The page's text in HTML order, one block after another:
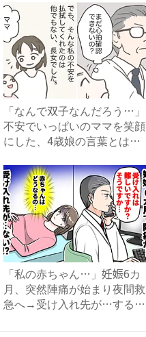
「なんで双子なんだろう…」
不安でいっぱいのママを笑顔
にした、4歳娘の言葉とは？
「私の赤ちゃん…」妊娠6カ
月、突然陣痛が始まり夜間救
急へ→受け入れ先が…すると